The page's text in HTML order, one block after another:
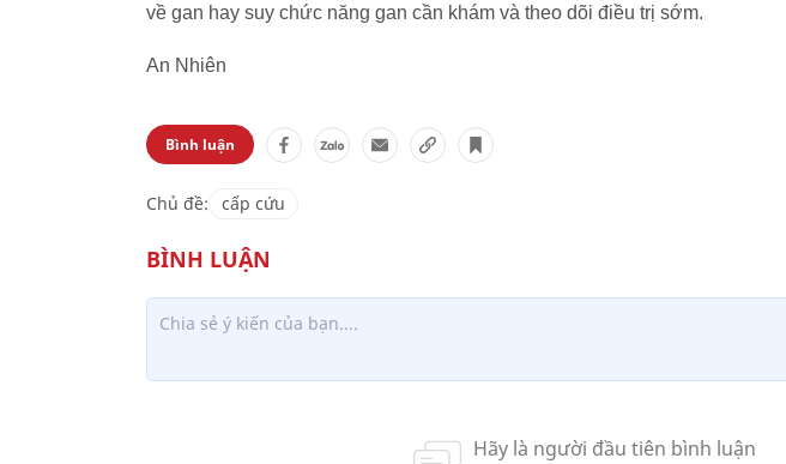
về gan hay suy chức năng gan cần khám và theo dõi điều trị sớm.
An Nhiên
Bình luận
Chủ đề: cấp cứu